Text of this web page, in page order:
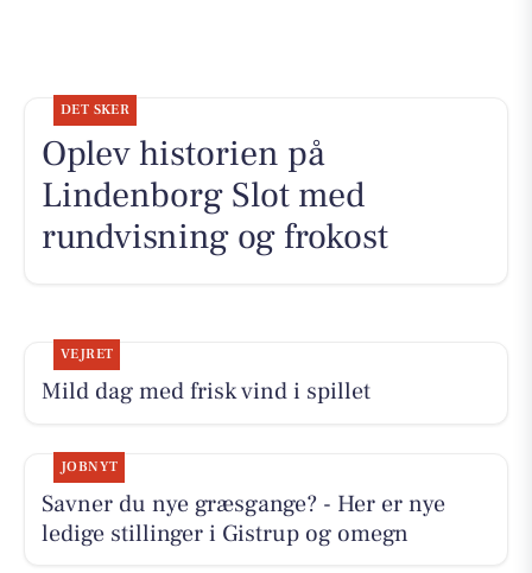
DET SKER
Oplev historien på
Lindenborg Slot med
rundvisning og frokost
VEJRET
Mild dag med frisk vind i spillet
JOBNYT
Savner du nye græsgange? - Her er nye
ledige stillinger i Gistrup og omegn